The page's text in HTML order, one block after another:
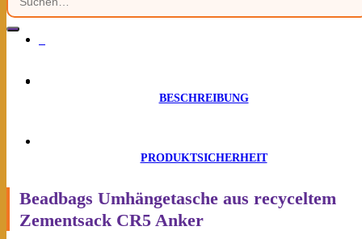
BESCHREIBUNG
PRODUKTSICHERHEIT
Beadbags Umhängetasche aus recyceltem
Zementsack CR5 Anker